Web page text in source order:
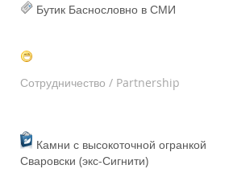
Бутик Баснословно в СМИ
Сотрудничество / Partnership
Камни с высокоточной огранкой
Сваровски (экс-Сигнити)